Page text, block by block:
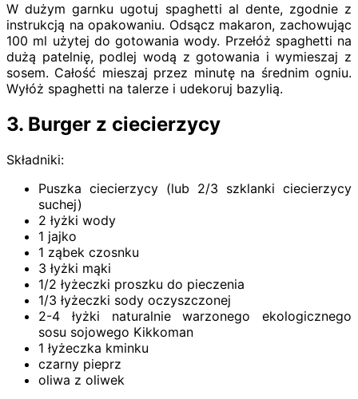
W dużym garnku ugotuj spaghetti al dente, zgodnie z
instrukcją na opakowaniu. Odsącz makaron, zachowując
100 ml użytej do gotowania wody. Przełóż spaghetti na
dużą patelnię, podlej wodą z gotowania i wymieszaj z
sosem. Całość mieszaj przez minutę na średnim ogniu.
Wyłóż spaghetti na talerze i udekoruj bazylią.
3. Burger z ciecierzycy
Składniki:
Puszka ciecierzycy (lub 2/3 szklanki ciecierzycy
suchej)
2 łyżki wody
1 jajko
1 ząbek czosnku
3 łyżki mąki
1/2 łyżeczki proszku do pieczenia
1/3 łyżeczki sody oczyszczonej
2-4 łyżki naturalnie warzonego ekologicznego
sosu sojowego Kikkoman
1 łyżeczka kminku
czarny pieprz
oliwa z oliwek